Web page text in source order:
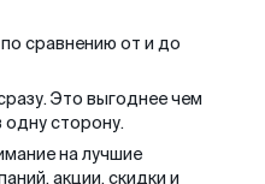
сравнению от и до
Это выгоднее чем
сторону.
на лучшие
акции, скидки и